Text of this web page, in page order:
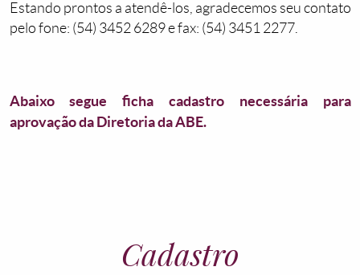
Estando prontos a atendê-los, agradecemos seu contato
pelo fone: (54) 3452 6289 e fax: (54) 3451 2277.
Abaixo segue ficha cadastro necessária para
aprovação da Diretoria da ABE.
Cadastro